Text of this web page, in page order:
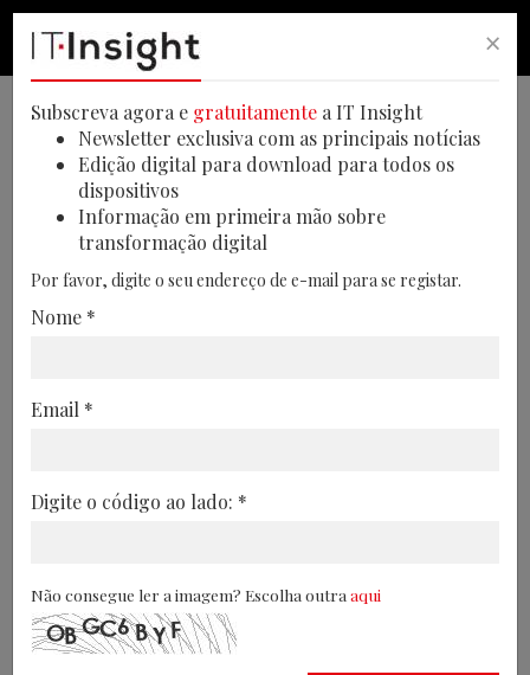
Integração de IA generativa
com digital twins pode ser
chave para evolução da
indústria transformadora
investigação do Info-Tech Research
que a inteligência poderá desempenhar
×
Subscreva agora e gratuitamente a IT Insight
Newsletter exclusiva com as principais notícias
Edição digital para download para todos os
dispositivos
Informação em primeira mão sobre
transformação digital
Por favor, digite o seu endereço de e-mail para se registar.
Nome *
Email *
Digite o código ao lado: *
Não consegue ler a imagem? Escolha outra aqui